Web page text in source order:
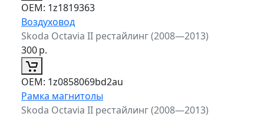
ОЕМ: 1z1819363
Воздуховод
Skoda Octavia II рестайлинг (2008—2013)
300р.
ОЕМ: 1z0858069bd2au
Рамка магнитолы
Skoda Octavia II рестайлинг (2008—2013)